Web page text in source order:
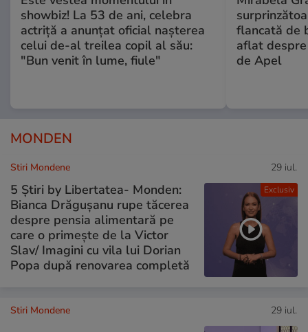
showbiz! La 53 de ani, celebra
actriță a anunțat oficial nașterea
celui de-al treilea copil al său:
"Bun venit în lume, fiule"
flancată de
aflat
de Apel
MONDEN
Exclusiv
Stiri Mondene 29 iul.
5 Știri by Libertatea- Monden:
Bianca Drăgușanu rupe tăcerea
despre pensia alimentară pe
care o primește de la Victor
Slav/ Imagini cu vila lui Dorian
Popa după renovarea completă
Stiri Mondene 29 iul.